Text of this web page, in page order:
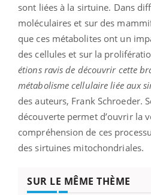
sont liées à la sirtuine. Dans
moléculaires et sur des
que ces métabolites ont un
des cellules et sur la
étions ravis de découvrir cette
métabolisme cellulaire liée aux
des auteurs, Frank Schroeder.
découverte permet d’ouvrir la
compréhension de ces
des sirtuines mitochondriales.
SUR LE MÊME THÈME